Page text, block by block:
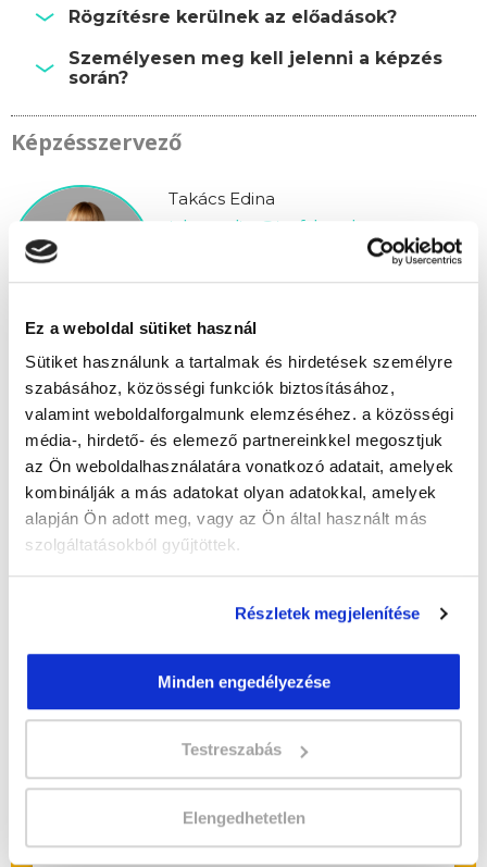
Ez a weboldal sütiket használ
Sütiket használunk a tartalmak és hirdetések személyre
szabásához, közösségi funkciók biztosításához,
valamint weboldalforgalmunk elemzéséhez. a közösségi
média-, hirdető- és elemező partnereinkkel megosztjuk
az Ön weboldalhasználatára vonatkozó adatait, amelyek
kombinálják a más adatokat olyan adatokkal, amelyek
alapján Ön adott meg, vagy az Ön által használt más
szolgáltatásokból gyűjtöttek.
Részletek megjelenítése
Minden engedélyezése
Testreszabás
Elengedhetetlen
Rögzítésre kerülnek az előadások?
Személyesen meg kell jelenni a képzés
során?
Képzésszervező
Takács Edina
takacs.edina@tanfolyam.hu
" Q " csoport
27 nap az indulásig!
Időtartam:3-4 hónap
Indulás időpontja:2026-09-04
120.000 Ft-ra csökkenthető! Ősztől áremelés
A csoport a meghirdetett időpontban
biztosan indul!
Jelentkezem!